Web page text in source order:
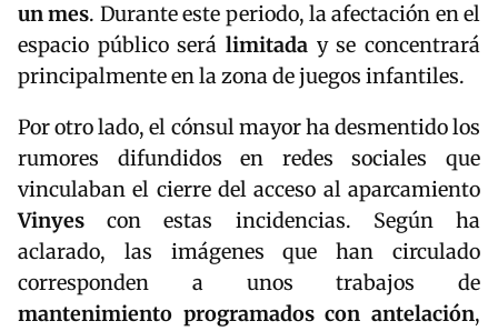
un mes. Durante este periodo, la afectación en el
espacio público será limitada y se concentrará
principalmente en la zona de juegos infantiles.
Por otro lado, el cónsul mayor ha desmentido los
rumores difundidos en redes sociales que
vinculaban el cierre del acceso al aparcamiento
Vinyes con estas incidencias. Según ha
aclarado, las imágenes que han circulado
corresponden a unos trabajos de
mantenimiento programados con antelación,